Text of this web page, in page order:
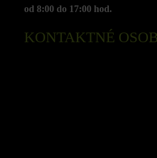
od 8:00 do 17:00 hod.
KONTAKTNÉ